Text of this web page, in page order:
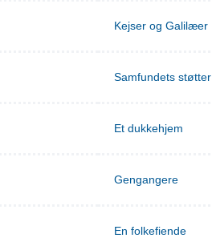
Kejser og Galilæer
Samfundets støtter
Et dukkehjem
Gengangere
En folkefiende